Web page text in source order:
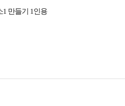
1 만들기 1인용